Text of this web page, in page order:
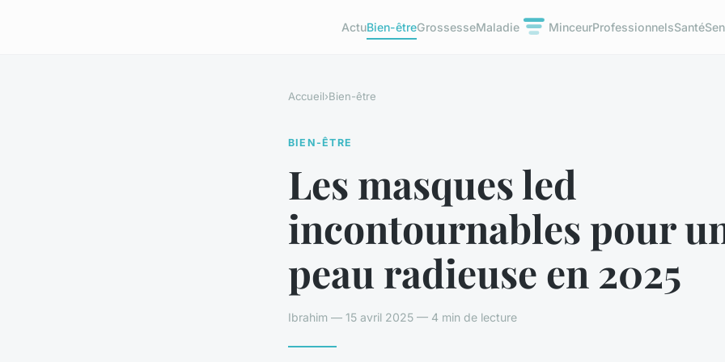
ActuBien-êtreGrossesseMaladie MinceurProfessionnelsSanté
Accueil›Bien-être
BIEN-ÊTRE
Les masques led
incontournables pour
peau radieuse en 2025
Ibrahim — 15 avril 2025 — 4 min de lecture